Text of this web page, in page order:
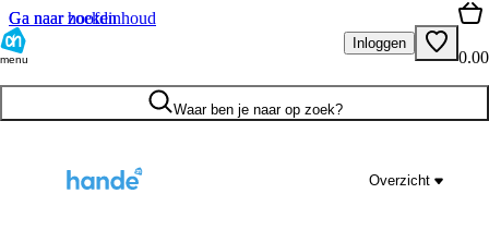
Ga naar hoofdinhoud
Ga naar zoeken
menu
Inloggen
0.00
Waar ben je naar op zoek?
Overzicht